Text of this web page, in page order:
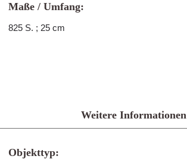
Maße / Umfang:
825 S. ; 25 cm
Weitere Informationen
Objekttyp: